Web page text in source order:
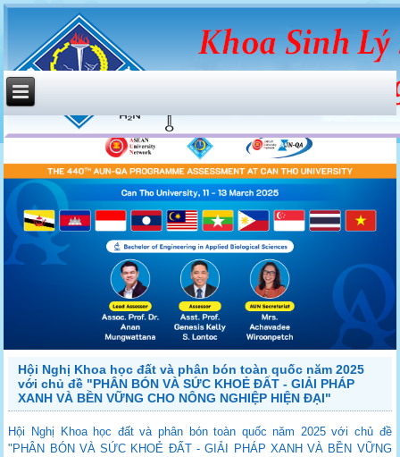
Hội Nghị Khoa học đất và phân bón toàn quốc năm 2025
với chủ đề "PHÂN BÓN VÀ SỨC KHOẺ ĐẤT - GIẢI PHÁP
XANH VÀ BỀN VỮNG CHO NÔNG NGHIỆP HIỆN ĐẠI"
Hội Nghị Khoa học đất và phân bón toàn quốc năm 2025 với chủ đề
"PHÂN BÓN VÀ SỨC KHOẺ ĐẤT - GIẢI PHÁP XANH VÀ BỀN VỮNG